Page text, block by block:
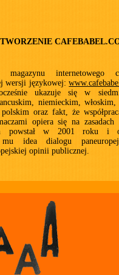
magazynu internetowego
wersji językowej:
ukazuje się w
niemieckim, włoskim,
oraz fakt, że
opiera się na zasadach
powstał w 2001 roku i
mu idea dialogu
opinii publicznej.